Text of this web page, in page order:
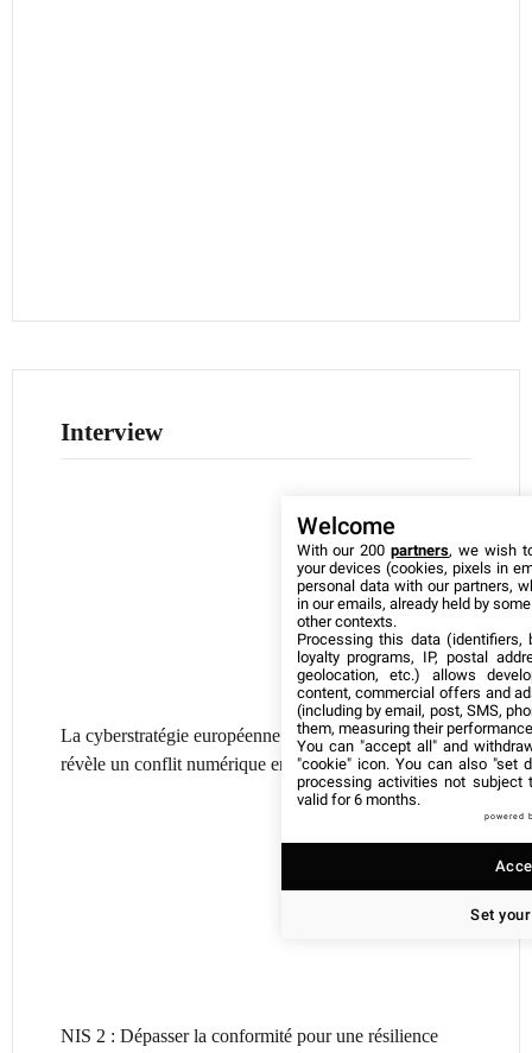
Interview
La cyberstratégie européenne : l’attribution à Turla
révèle un conflit numérique en mutation
NIS 2 : Dépasser la conformité pour une résilience
Welcome
With our 200partners, we wish
your devices (cookies, pixels in
personal data with our partners,
in our emails, already held by
other contexts.
Processing this data (identifiers,
loyalty programs, IP, postal
geolocation, etc.) allows
content, commercial offers and
(including by email, post, SMS,
them, measuring their
You can "accept all" and
"cookie" icon. You can also "set
processing activities not subject
valid for 6 months.
powered
Set